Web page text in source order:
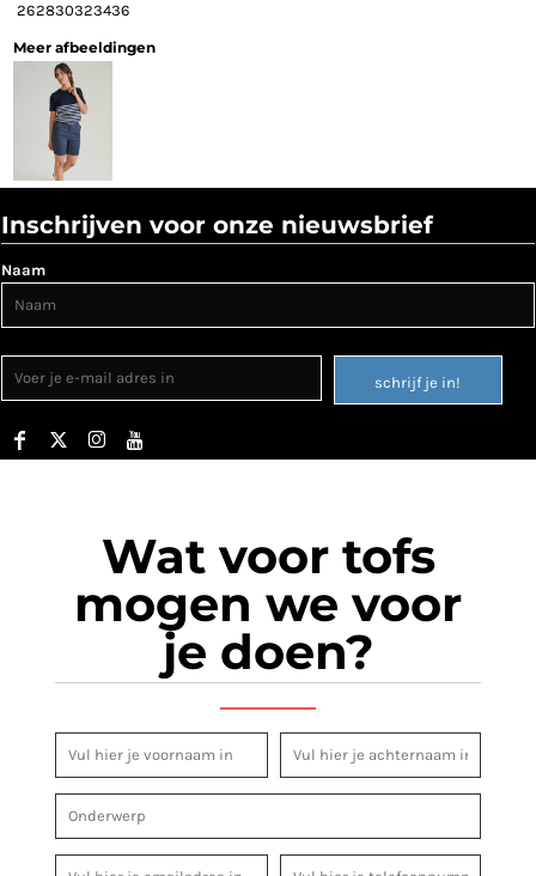
262830323436
Meer afbeeldingen
Inschrijven voor onze nieuwsbrief
Naam
schrijf je in!
Wat voor tofs
mogen we voor
je doen?